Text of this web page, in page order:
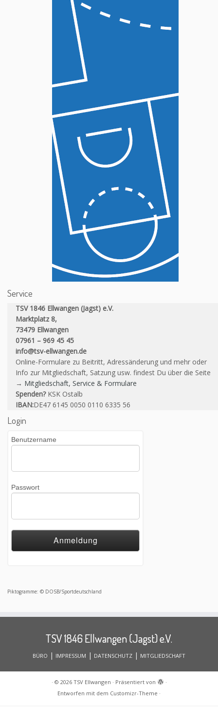
Service
TSV 1846 Ellwangen (Jagst) e.V.
Marktplatz 8,
73479 Ellwangen
07961 – 969 45 45
info@tsv-ellwangen.de
Online-Formulare zu Beitritt, Adressänderung und mehr oder
Info zur Mitgliedschaft, Satzung usw. findest Du über die Seite
→ Mitgliedschaft, Service & Formulare
Spenden? KSK Ostalb
IBAN:DE47 6145 0050 0110 6335 56
Login
Benutzername
Passwort
Piktogramme: © DOSB/Sportdeutschland
TSV 1846 Ellwangen (Jagst) e.V.
BÜRO | IMPRESSUM | DATENSCHUTZ | MITGLIEDSCHAFT
· © 2026 TSV Ellwangen · Präsentiert von
·
Entworfen mit dem Customizr-Theme ·